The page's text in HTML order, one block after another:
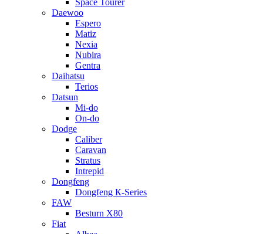
Space Tourer
Daewoo
Espero
Matiz
Nexia
Nubira
Gentra
Daihatsu
Terios
Datsun
Mi-do
On-do
Dodge
Caliber
Caravan
Stratus
Intrepid
Dongfeng
Dongfeng К-Series
FAW
Besturn Х80
Fiat